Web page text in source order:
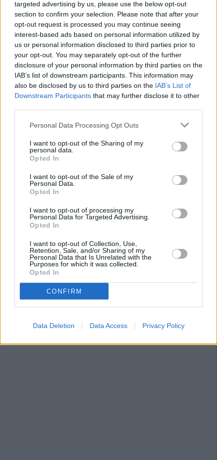
targeted advertising by us, please use the below opt-out
section to confirm your selection. Please note that after your
opt-out request is processed you may continue seeing
interest-based ads based on personal information utilized by
us or personal information disclosed to third parties prior to
your opt-out. You may separately opt-out of the further
disclosure of your personal information by third parties on the
IAB’s list of downstream participants. This information may
also be disclosed by us to third parties on the IAB’s List of
Downstream Participants that may further disclose it to other
Personal Data Processing Opt Outs
I want to opt-out of the Sharing of my
personal data.
Opted In
I want to opt-out of the Sale of my
Personal Data.
Opted In
I want to opt-out of processing my
Personal Data for Targeted Advertising.
Opted In
I want to opt-out of Collection, Use,
Retention, Sale, and/or Sharing of my
Personal Data that Is Unrelated with the
Purposes for which it was collected.
Opted In
CONFIRM
Data Deletion Data Access Privacy Policy